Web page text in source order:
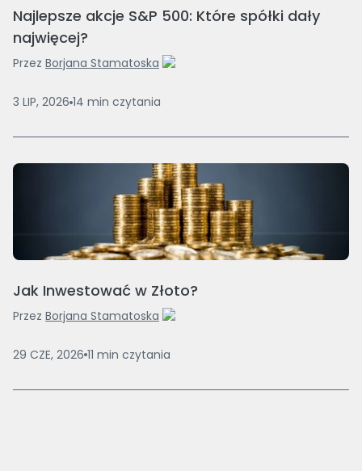
Najlepsze akcje S&P 500: Które spółki dały
najwięcej?
Przez Borjana Stamatoska
3 LIP, 2026 14 min czytania
Jak Inwestować w Złoto?
Przez Borjana Stamatoska
29 CZE, 2026 11 min czytania